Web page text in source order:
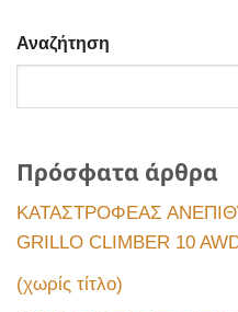
Αναζήτηση
Πρόσφατα άρθρα
ΚΑΤΑΣΤΡΟΦΕΑΣ
GRILLO CLIMBER 10
(χωρίς τίτλο)